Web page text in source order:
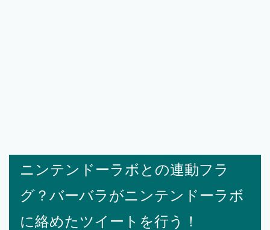
ニンテンドーラボとの連動フラ
グ？バーバラがニンテンドーラボ
に絡めたツイートを行う！